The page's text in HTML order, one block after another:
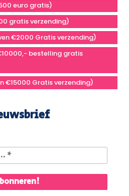
euro gratis)
gratis verzending)
€2000 Gratis verzending)
bestelling gratis
€15000 Gratis verzending)